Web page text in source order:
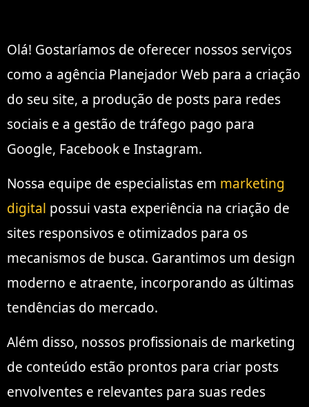
Olá! Gostaríamos de oferecer nossos serviços
como a agência Planejador Web para a criação
do seu site, a produção de posts para redes
sociais e a gestão de tráfego pago para
Google, Facebook e Instagram.
Nossa equipe de especialistas em marketing
digital possui vasta experiência na criação de
sites responsivos e otimizados para os
mecanismos de busca. Garantimos um design
moderno e atraente, incorporando as últimas
tendências do mercado.
Além disso, nossos profissionais de marketing
de conteúdo estão prontos para criar posts
envolventes e relevantes para suas redes